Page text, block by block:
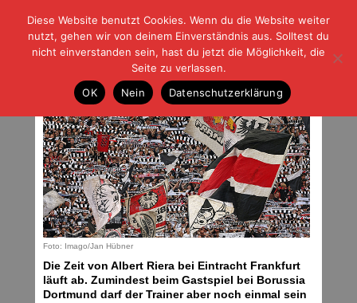
| | |BLOG-GFußball und der Rest
HOME|REGELN|IMPRESSUM |DATENSCHUTZ
Gnadenfrist
Dienstag, 05.05.26 | 05:00 Uhr
Foto: Imago/Jan Hübner
Die Zeit von Albert Riera bei Eintracht Frankfurt
läuft ab. Zumindest beim Gastspiel bei Borussia
Dortmund darf der Trainer aber noch einmal sein
Diese Website benutzt Cookies. Wenn du die Website weiter
nutzt, gehen wir von deinem Einverständnis aus. Solltest du
nicht einverstanden sein, hast du jetzt die Möglichkeit, die
Seite zu verlassen.
OK
Nein Datenschutzerklärung